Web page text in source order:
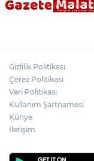
Gizlilik Politikası
Çerez Politikası
Veri Politikası
Kullanım Şartnamesi
Künye
İletişim